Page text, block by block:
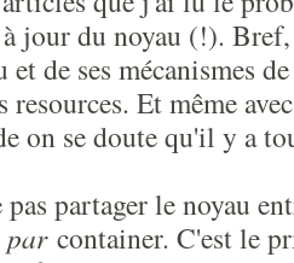
jour du noyau (!).
et de ses mécanismes
resources. Et même
on se doute qu'il y a
partager le noyau
parcontainer. C'est le